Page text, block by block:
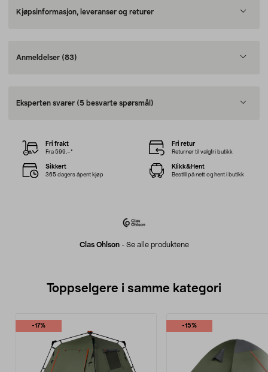
Kjøpsinformasjon, leveranser og returer
Anmeldelser (83)
Eksperten svarer (5 besvarte spørsmål)
Clas Ohlson- Se alle produktene
Fri frakt
Fra 599,–*
Fri retur
Returner til valgfri butikk
Sikkert
365 dagers åpent kjøp
Klikk&Hent
Bestill på nett og hent i butikk
Toppselgere i samme kategori
-17% -15%